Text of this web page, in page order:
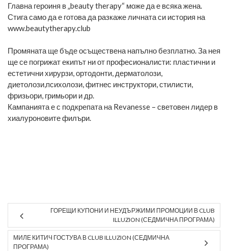
Главна героиня в „beauty therapy“ може да е всяка жена.
Стига само да е готова да разкаже личната си история на
www.beautytherapy.club
Промяната ще бъде осъществена напълно безплатно. За нея
ще се погрижат екипът ни от професионалисти: пластични и
естетични хирурзи, ортодонти, дерматолози,
диетолози,психолози, фитнес инструктори, стилисти,
фризьори, гримьори и др.
Кампанията е с подкрепата на Revanesse – световен лидер в
хиалуроновите филъри.
ГОРЕЩИ КУПОНИ И НЕУДЪРЖИМИ ПРОМОЦИИ В CLUB
ILLUZION (СЕДМИЧНА ПРОГРАМА)
МИЛЕ КИТИЧ ГОСТУВА В CLUB ILLUZION (СЕДМИЧНА
ПРОГРАМА)